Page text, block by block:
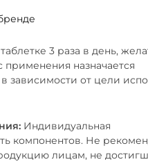
3 раза в день,
назначается
зависимости от цели
Индивидуальная
компонентов. Не
лицам, не